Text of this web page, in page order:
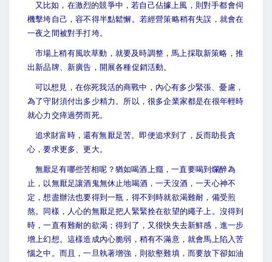
又比如，在激烈的競爭中，若自己佔據上風，則對手都會伺
機擊垮自己，容不得半點鬆懈。若經營策略稍有失誤，就會在
一夜之間被對手打垮。
市場上稍有風吹草動，就要及時調整，馬上採取新策略，推
出新品牌、新廣告，開展各種促銷活動。
可以想見，在你死我活的商戰中，內心有多少緊張、憂慮，
為了守財須付出多少精力。所以，很多企業家都是在很年輕時
就心力交瘁過勞而死。
追求財富時，還有無厭足苦。即便追求到了，反而助長貪
心，要求更多、更大。
無厭足有哪些苦相呢？猶如喝酒上癮，一直要喝到爛醉為
止，以無厭足讓酒鬼無休止地喝酒，一天沒酒，一天心神不
定，想盡辦法也要得到一瓶，得不到時就欲渴難耐，備受煎
熬。同樣，人心的無厭足把人緊緊拴在欲望的繩子上。沒得到
時，一直有難耐的欲渴；得到了，又很快失去新鮮感，進一步
增上幻想。這樣造成內心脆弱，稍有不滿意，就會馬上陷入苦
惱之中。而且，一旦執著增強，則欲壑難填，而要放下卻如油